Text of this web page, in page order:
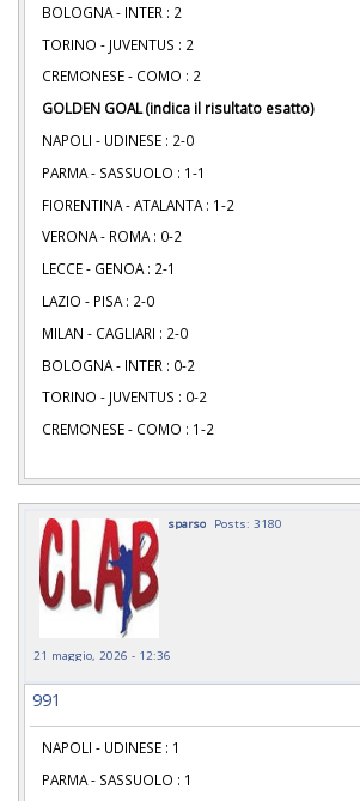
BOLOGNA - INTER : 2
TORINO - JUVENTUS : 2
CREMONESE - COMO : 2
GOLDEN GOAL (indica il risultato esatto)
NAPOLI - UDINESE : 2-0
PARMA - SASSUOLO : 1-1
FIORENTINA - ATALANTA : 1-2
VERONA - ROMA : 0-2
LECCE - GENOA : 2-1
LAZIO - PISA : 2-0
MILAN - CAGLIARI : 2-0
BOLOGNA - INTER : 0-2
TORINO - JUVENTUS : 0-2
CREMONESE - COMO : 1-2
sparso Posts: 3180
21 maggio, 2026 - 12:36
991
NAPOLI - UDINESE : 1
PARMA - SASSUOLO : 1